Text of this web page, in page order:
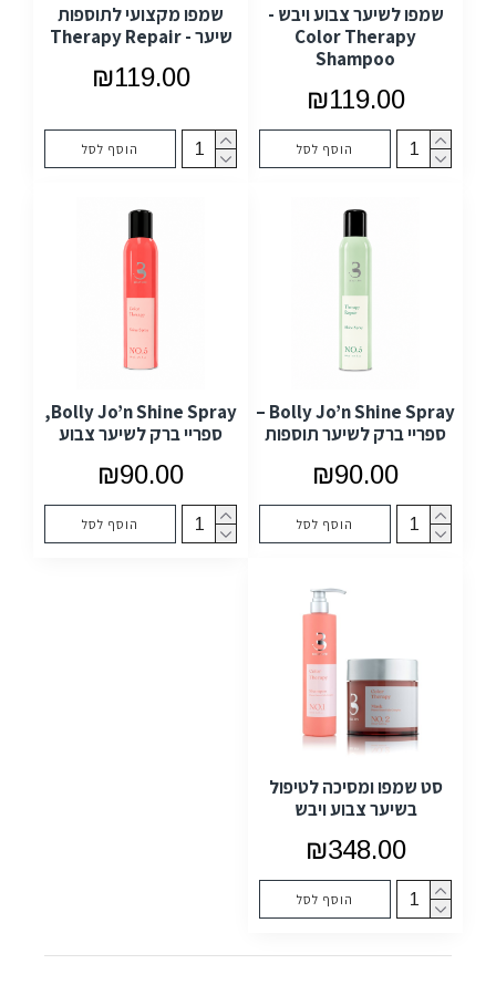
שמפו לשיער צבוע ויבש -
Color Therapy
Shampoo
₪119.00
הוסף לסל
שמפו מקצועי לתוספות
שיער - Therapy Repair
₪119.00
הוסף לסל
Bolly Jo’n Shine Spray –
ספריי ברק לשיער תוספות
₪90.00
הוסף לסל
Bolly Jo’n Shine Spray,
ספריי ברק לשיער צבוע
₪90.00
הוסף לסל
סט שמפו ומסיכה לטיפול
בשיער צבוע ויבש
₪348.00
הוסף לסל